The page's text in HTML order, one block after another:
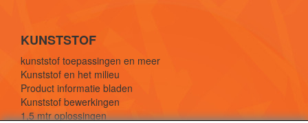
KUNSTSTOF
kunststof toepassingen en meer
Kunststof en het milieu
Product informatie bladen
Kunststof bewerkingen
1,5 mtr oplossingen